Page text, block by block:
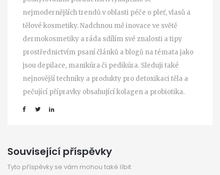
nejmodernějších trendů v oblasti péče o pleť, vlasů a
tělové kosmetiky. Nadchnou mě inovace ve světě
dermokosmetiky a ráda sdílím své znalosti a tipy
prostřednictvím psaní článků a blogů na témata jako
jsou depilace, manikúra či pedikúra. Sleduji také
nejnovější techniky a produkty pro detoxikaci těla a
pečující přípravky obsahující kolagen a probiotika.
Související příspěvky
Tyto příspěvky se vám mohou také líbit